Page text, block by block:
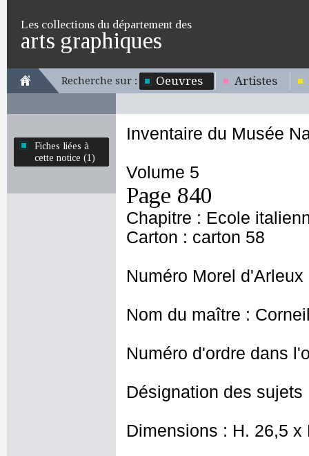
Les collections du département des
arts graphiques
Recherche sur : Oeuvres Artistes
Fiches liées à
cette notice (1)
Inventaire du Musée
Volume 5
Page 840
Chapitre : Ecole
Carton : carton 58
Numéro Morel d'Arleux
Nom du maître :
Numéro d'ordre dans
Désignation des
Dimensions : H. 26,5 x